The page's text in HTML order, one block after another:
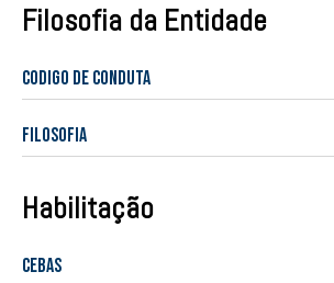
Filosofia da Entidade
CODIGO DE CONDUTA
Filosofia
Habilitação
CEBAS